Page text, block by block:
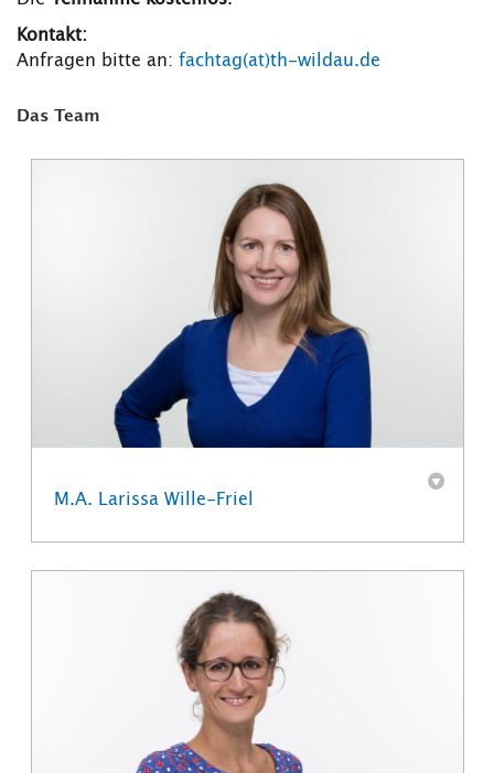
Kontakt:
Anfragen bitte an: fachtag(at)th-wildau.de
Das Team
M.A. Larissa Wille-Friel